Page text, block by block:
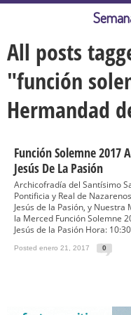
All posts
"función
Hermandad
Función Solemne 2017
Jesús De La Pasión
Archicofradía del Santísimo
Pontificia y Real de
Jesús de la Pasión, y Nuestra
la Merced Función Solemne
Jesús de la Pasión Hora:
Posted enero 21, 2017 0